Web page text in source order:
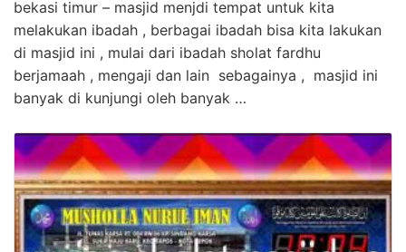
bekasi timur – masjid menjdi tempat untuk kita
melakukan ibadah , berbagai ibadah bisa kita lakukan
di masjid ini , mulai dari ibadah sholat fardhu
berjamaah , mengaji dan lain sebagainya , masjid ini
banyak di kunjungi oleh banyak …